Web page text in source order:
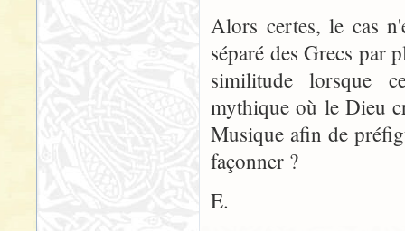
Alors certes, le cas
séparé des Grecs par
similitude lorsque
mythique où le Dieu
Musique afin de
façonner ?
E.